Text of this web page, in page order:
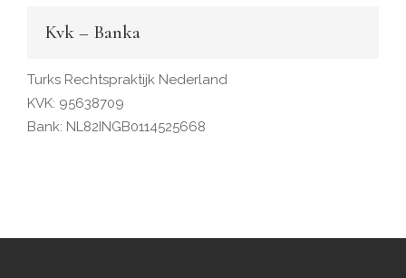
Kvk – Banka
Turks Rechtspraktijk Nederland
KVK: 95638709
Bank: NL82INGB0114525668